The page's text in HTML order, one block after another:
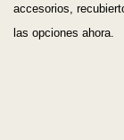
accesorios,
las opciones ahora.